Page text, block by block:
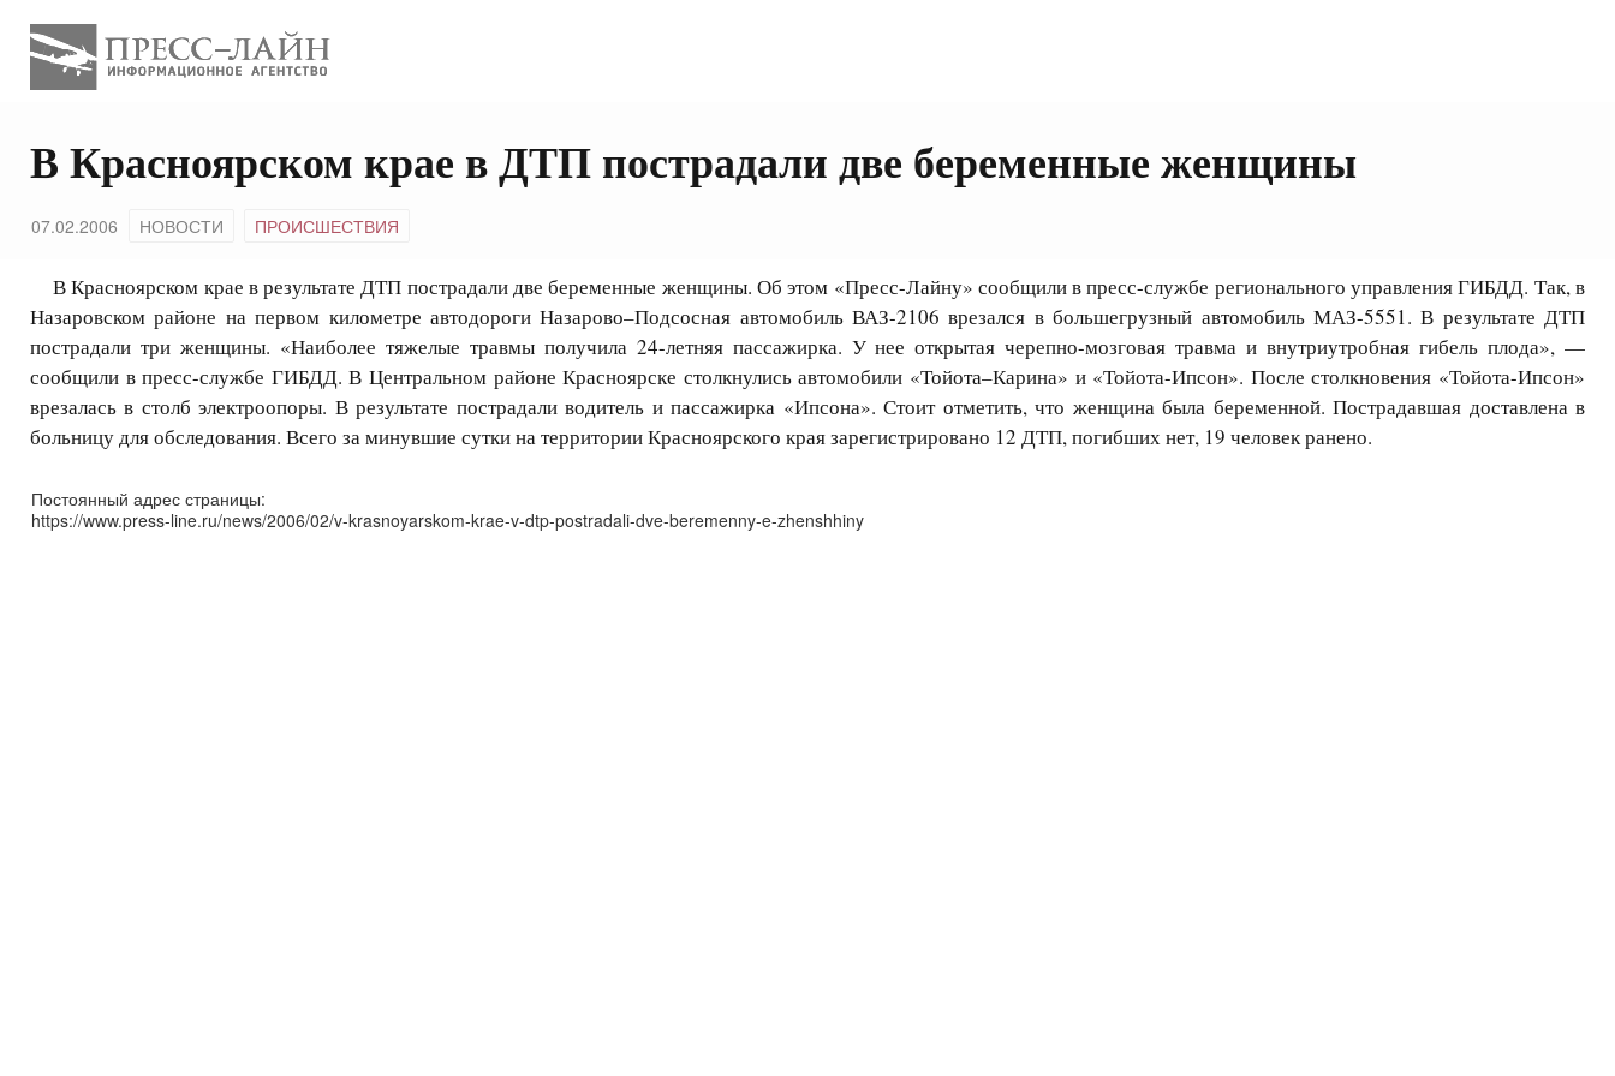
В Красноярском крае в ДТП пострадали две беременные женщины
07.02.2006 НОВОСТИ ПРОИСШЕСТВИЯ
В Красноярском крае в результате ДТП пострадали две беременные женщины. Об этом «Пресс-Лайну» сообщили в пресс-службе регионального управления ГИБДД. Так, в
Назаровском районе на первом километре автодороги Назарово–Подсосная автомобиль ВАЗ-2106 врезался в большегрузный автомобиль МАЗ-5551. В результате ДТП
пострадали три женщины. «Наиболее тяжелые травмы получила 24-летняя пассажирка. У нее открытая черепно-мозговая травма и внутриутробная гибель плода», —
сообщили в пресс-службе ГИБДД. В Центральном районе Красноярске столкнулись автомобили «Тойота–Карина» и «Тойота-Ипсон». После столкновения «Тойота-Ипсон»
врезалась в столб электроопоры. В результате пострадали водитель и пассажирка «Ипсона». Стоит отметить, что женщина была беременной. Пострадавшая доставлена в
больницу для обследования. Всего за минувшие сутки на территории Красноярского края зарегистрировано 12 ДТП, погибших нет, 19 человек ранено.
Постоянный адрес страницы:
https://www.press-line.ru/news/2006/02/v-krasnoyarskom-krae-v-dtp-postradali-dve-beremenny-e-zhenshhiny